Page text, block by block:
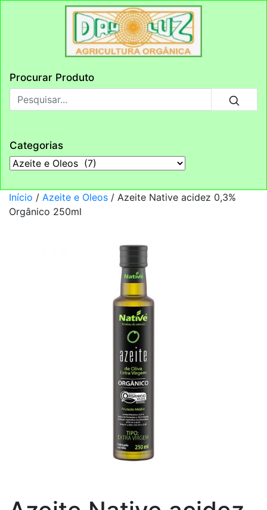
Procurar Produto
Categorias
Início / Azeite e Oleos / Azeite Native acidez 0,3%
Orgânico 250ml